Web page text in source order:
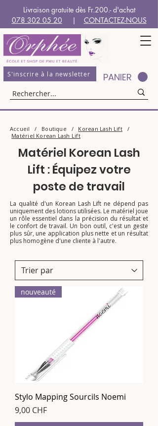
Livraison gratuite dès Fr.200.- d'achat
078 302 05 20 | CONTACTEZ-NOUS
S'inscrire à la newsletter PANIER
Accueil / Boutique / Korean Lash Lift/
Matériel Korean Lash Lift
Matériel Korean Lash
Lift : Équipez votre
poste de travail
La qualité d'un Korean Lash Lift ne dépend pas
uniquement des lotions utilisées. Le matériel joue
un rôle essentiel dans la précision du résultat et
le confort de travail. Un bon outil, c'est un geste
plus sûr, une application plus nette et un résultat
plus homogène d'une cliente à l'autre.
nouveauté
Stylo Mapping Sourcils Noemi
Prix
9,00 CHF